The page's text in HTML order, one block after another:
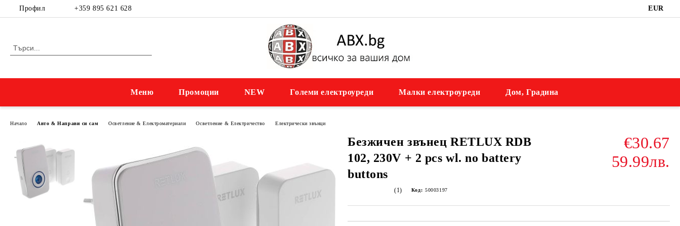
Профил +359 895 621 628 EUR
Меню Промоции NEW Големи електроуреди Малки електроуреди Дом, Градина
Начало Авто & Направи си сам Осветление & Електроматериали Осветление & Електричество Електрически звънци
Безжичен звънец RETLUX RDB
102, 230V + 2 pcs wl. no battery
buttons
€30.67
59.99лв.
(1) Код: 50003197